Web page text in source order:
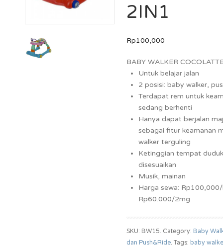
2IN1
Rp100,000
BABY WALKER
Untuk belajar jalan
2 posisi: baby walker,
Terdapat rem untuk
sedang berhenti
Hanya dapat berjalan
sebagai fitur keamanan
walker terguling
Ketinggian tempat
disesuaikan
Musik, mainan
Harga sewa:
Rp60.000/2mg
SKU: BW15. Category: Baby
dan Push&Ride. Tags: baby